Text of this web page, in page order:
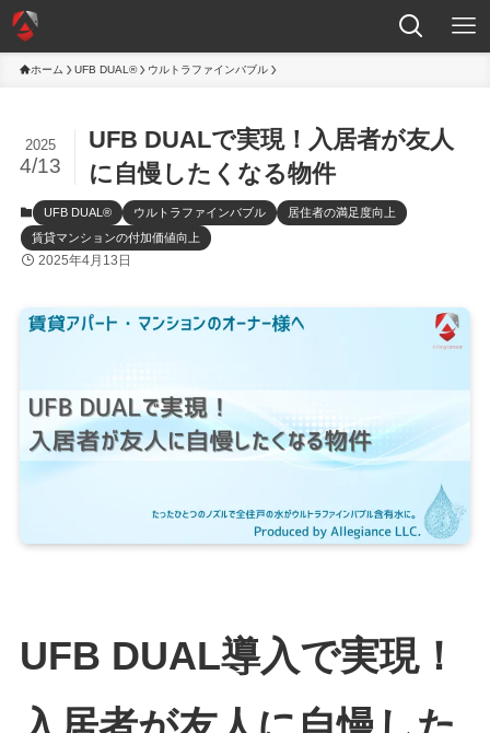
ホーム UFB DUAL® ウルトラファインバブル
UFB DUALで実現！入居者が友人
に自慢したくなる物件
2025
4/13
UFB DUAL® ウルトラファインバブル
居住者の満足度向上
賃貸マンションの付加価値向上
2025年4月13日
UFB DUAL導入で実現！